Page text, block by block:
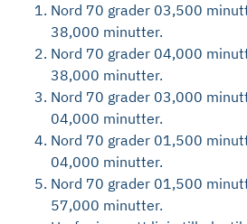
Nord 70 grader 03,500
38,000 minutter.
Nord 70 grader 04,000
38,000 minutter.
Nord 70 grader 03,000
04,000 minutter.
Nord 70 grader 01,500
04,000 minutter.
Nord 70 grader 01,500
57,000 minutter.